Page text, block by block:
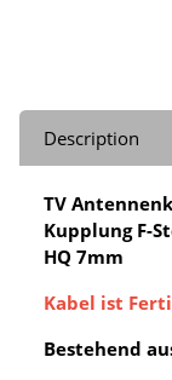
Description
TV
Kupplung F-
HQ 7mm
Kabel ist
Bestehend